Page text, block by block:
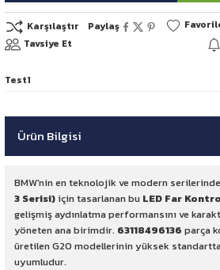
Karşılaştır Paylaş
Tavsiye Et
Test1
Ürün Bilgisi
BMW'nin en teknolojik ve modern
3 Serisi) için tasarlanan bu LED Far
gelişmiş aydınlatma performansını ve
yöneten ana birimdir. 63118496136 parça
üretilen G20 modellerinin yüksek
uyumludur.